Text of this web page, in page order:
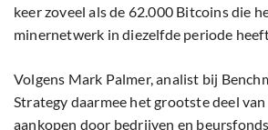
keer zoveel als de 62.000 Bitcoins die
minernetwerk in diezelfde periode
Volgens Mark Palmer, analist bij
Strategy daarmee het grootste deel
aankopen door bedrijven en